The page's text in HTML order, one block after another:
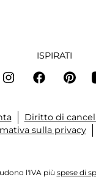
ISPIRATI
Diritto di
sulla privacy
l'IVA più spese di